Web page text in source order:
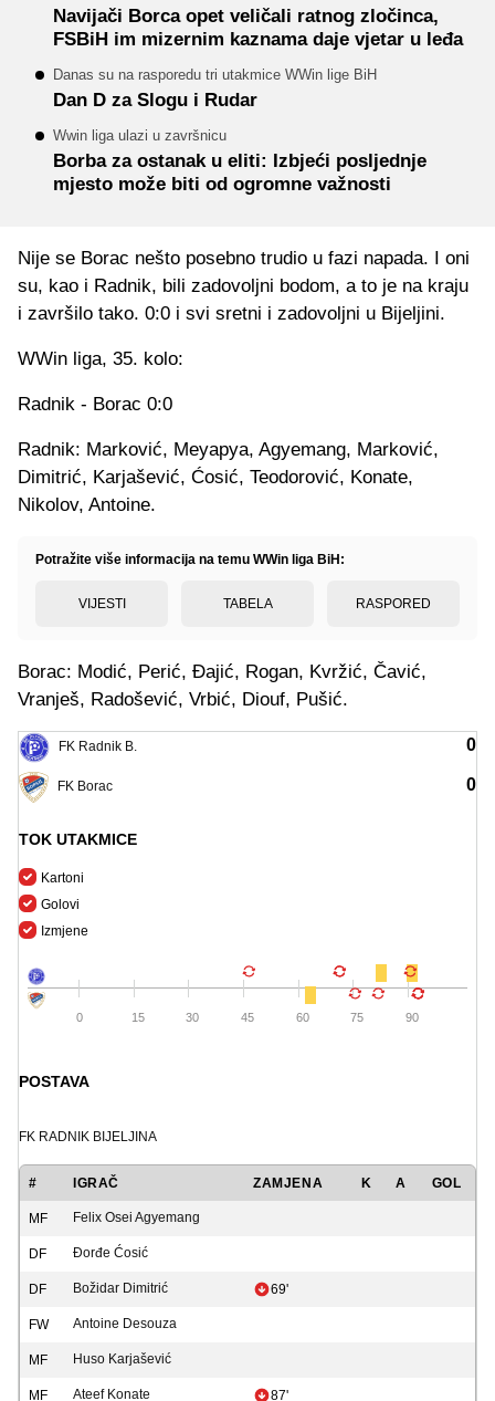
Navijači Borca opet veličali ratnog zločinca,
FSBiH im mizernim kaznama daje vjetar u leđa
Danas su na rasporedu tri utakmice WWin lige BiH
Dan D za Slogu i Rudar
Wwin liga ulazi u završnicu
Borba za ostanak u eliti: Izbjeći posljednje
mjesto može biti od ogromne važnosti
Nije se Borac nešto posebno trudio u fazi napada. I oni
su, kao i Radnik, bili zadovoljni bodom, a to je na kraju
i završilo tako. 0:0 i svi sretni i zadovoljni u Bijeljini.
WWin liga, 35. kolo:
Radnik - Borac 0:0
Radnik: Marković, Meyapya, Agyemang, Marković,
Dimitrić, Karjašević, Ćosić, Teodorović, Konate,
Nikolov, Antoine.
Potražite više informacija na temu WWin liga BiH:
VIJESTI TABELA RASPORED
Borac: Modić, Perić, Đajić, Rogan, Kvržić, Čavić,
Vranješ, Radošević, Vrbić, Diouf, Pušić.
FK Radnik B.
FK Borac
0
0
TOK UTAKMICE
Kartoni
Golovi
Izmjene
0 15 30 45 60 75 90
POSTAVA
FK RADNIK BIJELJINA
# IGRAČ ZAMJENA K A GOL
MF Felix Osei Agyemang
DF Đorđe Ćosić
DF Božidar Dimitrić 69'
FW Antoine Desouza
MF Huso Karjašević
MF Ateef Konate 87'